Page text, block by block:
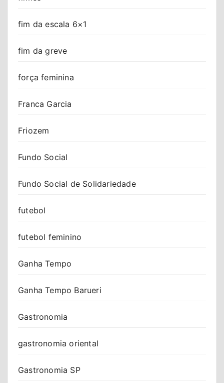
fim da escala 6×1
fim da greve
força feminina
Franca Garcia
Friozem
Fundo Social
Fundo Social de Solidariedade
futebol
futebol feminino
Ganha Tempo
Ganha Tempo Barueri
Gastronomia
gastronomia oriental
Gastronomia SP